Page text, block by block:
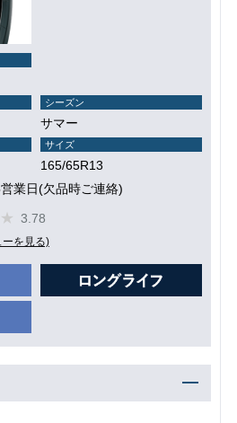
シーズン
サマー
サイズ
165/65R13
業日(欠品時ご連絡)
3.78
を見る)